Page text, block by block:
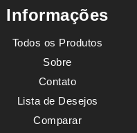
Informações
Todos os Produtos
Sobre
Contato
Lista de Desejos
Comparar